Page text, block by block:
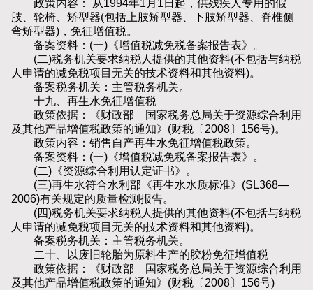
政策内容： 从1994年1月1日起，供残疾人专用的假
肢、轮椅、矫型器(包括上肢矫型器、下肢矫型器、脊椎侧
弯矫型器)，免征增值税。
备案资料：(一)《增值税减免税备案报告表》。
(二)税务机关要求纳税人提供的其他资料(不包括与纳税
人申请的减免税项目无关的技术资料和其他资料)。
备案税务机关：主管税务机关。
十九、再生水免征增值税
政策依据：《财政部 国家税务总局关于资源综合利用
及其他产品增值税政策的通知》(财税〔2008〕156号)。
政策内容：销售自产再生水免征增值税政策。
备案资料：(一)《增值税减免税备案报告表》。
(二)《资源综合利用认定证书》。
(三)再生水符合水利部《再生水水质标准》(SL368—
2006)有关规定的质量检测报告。
(四)税务机关要求纳税人提供的其他资料(不包括与纳税
人申请的减免税项目无关的技术资料和其他资料)。
备案税务机关：主管税务机关。
二十、以废旧轮胎为原料生产的胶粉免征增值税
政策依据：《财政部 国家税务总局关于资源综合利用
及其他产品增值税政策的通知》(财税〔2008〕156号)